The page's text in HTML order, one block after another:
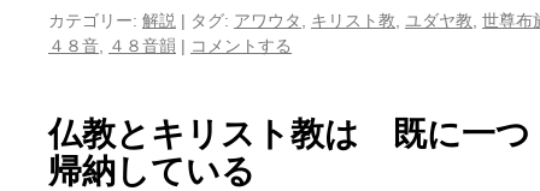
カテゴリー: 解説 | タグ: アワウタ キリスト教 ユダヤ教 世尊布
４８音
４８音韻 | コメントする
仏教とキリスト教は 既に一つ
帰納している